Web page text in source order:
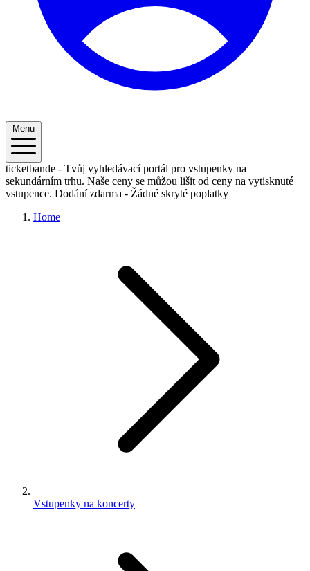
Menu
ticketbande - Tvůj vyhledávací portál pro vstupenky na
sekundárním trhu. Naše ceny se můžou lišit od ceny na vytisknuté
vstupence. Dodání zdarma - Žádné skryté poplatky
Home
Vstupenky na koncerty